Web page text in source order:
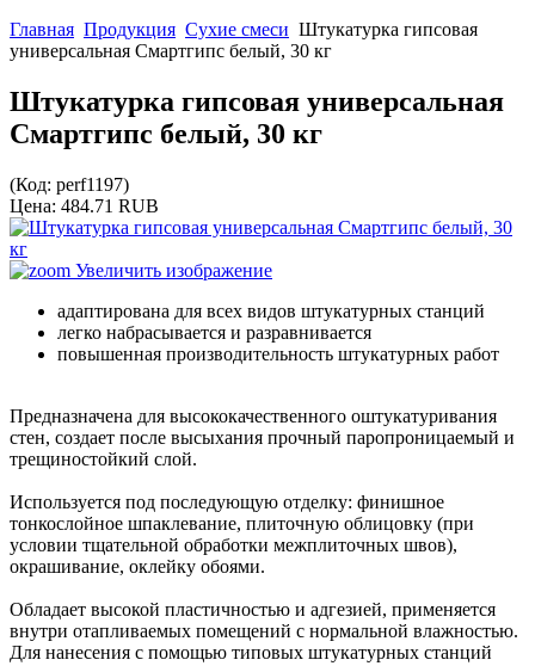
Главная Продукция Сухие смеси Штукатурка гипсовая
универсальная Смартгипс белый, 30 кг
Штукатурка гипсовая универсальная
Смартгипс белый, 30 кг
(Код: perf1197)
Цена: 484.71 RUB
Увеличить изображение
адаптирована для всех видов штукатурных станций
легко набрасывается и разравнивается
повышенная производительность штукатурных работ
Предназначена для высококачественного оштукатуривания
стен, создает после высыхания прочный паропроницаемый и
трещиностойкий слой.
Используется под последующую отделку: финишное
тонкослойное шпаклевание, плиточную облицовку (при
условии тщательной обработки межплиточных швов),
окрашивание, оклейку обоями.
Обладает высокой пластичностью и адгезией, применяется
внутри отапливаемых помещений с нормальной влажностью.
Для нанесения с помощью типовых штукатурных станций